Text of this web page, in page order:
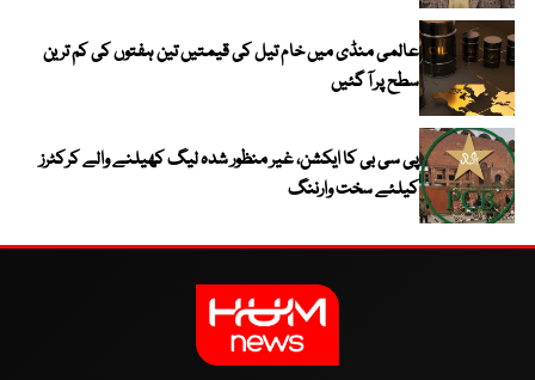
عالمی منڈی میں خام تیل کی قیمتیں تین ہفتوں کی کم ترین
سطح پر آ گئیں
پی سی بی کا ایکشن، غیر منظور شدہ لیگ کھیلنے والے کرکٹرز
کیلئے سخت وارننگ